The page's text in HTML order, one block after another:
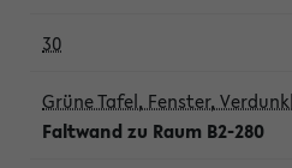
30
Grüne Tafel, Fenster,
Faltwand zu Raum B2-280